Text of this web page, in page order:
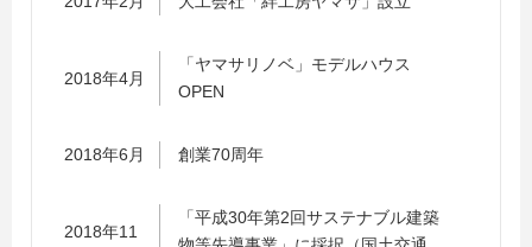
2018年4月
「ヤマサリノベ」モデルハウス
OPEN
2018年6月 創業70周年
2018年11
「平成30年第2回サステナブル建築